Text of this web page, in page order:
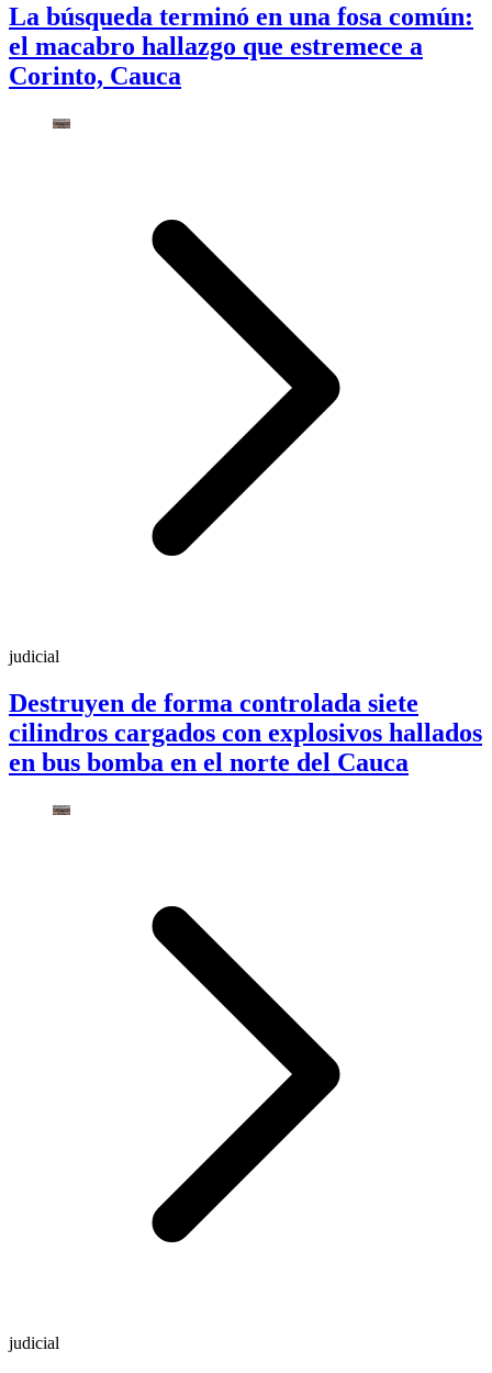
La búsqueda terminó en una fosa común:
el macabro hallazgo que estremece a
Corinto, Cauca
judicial
Destruyen de forma controlada siete
cilindros cargados con explosivos hallados
en bus bomba en el norte del Cauca
judicial